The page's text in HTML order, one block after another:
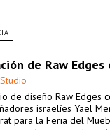
de Raw
de diseño Raw Edges
israelíes Yael
para la Feria del